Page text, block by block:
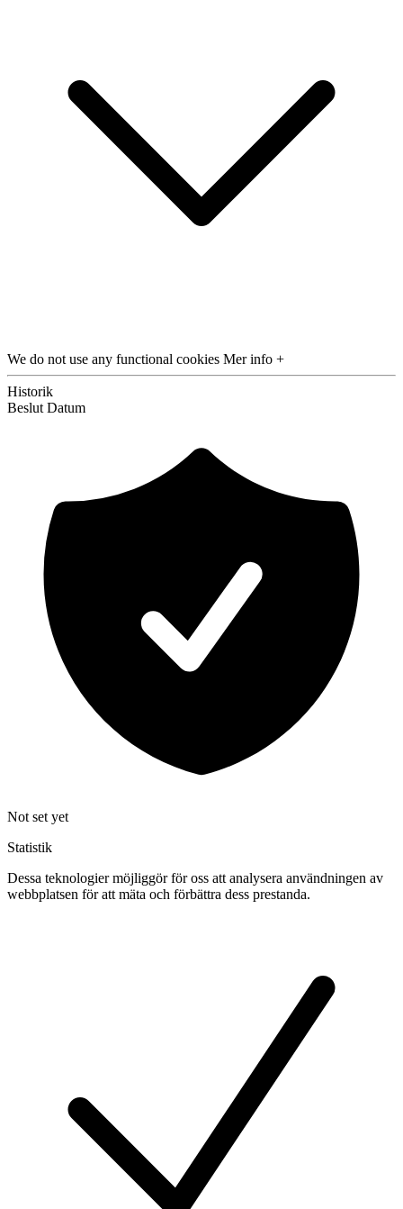
We do not use any functional cookies Mer info +
Historik
Beslut Datum
Not set yet
Statistik
Dessa teknologier möjliggör för oss att analysera användningen av
webbplatsen för att mäta och förbättra dess prestanda.